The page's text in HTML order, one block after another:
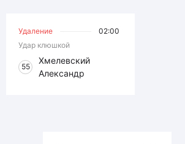
Удаление
02:00
Удар клюшкой
55
Хмелевский
Александр